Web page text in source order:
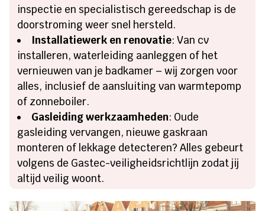
inspectie en specialistisch gereedschap is de
doorstroming weer snel hersteld.
Installatiewerk en renovatie: Van cv
installeren, waterleiding aanleggen of het
vernieuwen van je badkamer – wij zorgen voor
alles, inclusief de aansluiting van warmtepomp
of zonneboiler.
Gasleiding werkzaamheden: Oude
gasleiding vervangen, nieuwe gaskraan
monteren of lekkage detecteren? Alles gebeurt
volgens de Gastec-veiligheidsrichtlijn zodat jij
altijd veilig woont.